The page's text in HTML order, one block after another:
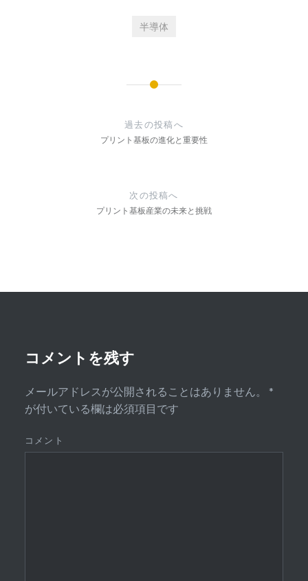
半導体
ン
過去の投稿へ
プリント基板の進化と重要性
次の投稿へ
プリント基板産業の未来と挑戦
コメントを残す
メールアドレスが公開されることはありません。
*
が付いている欄は必須項目です
コメント